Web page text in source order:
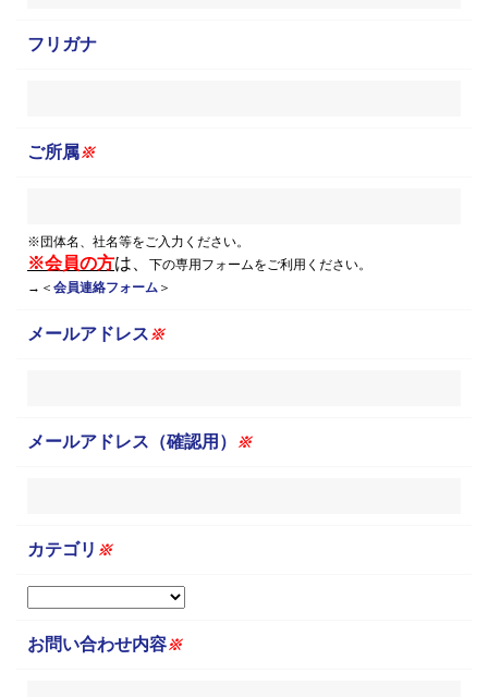
フリガナ
ご所属※
※団体名、社名等をご入力ください。
※会員の方は、
下の専用フォームをご利用ください。
→＜ 会員連絡フォーム ＞
メールアドレス※
メールアドレス（確認用） ※
カテゴリ ※
お問い合わせ内容※